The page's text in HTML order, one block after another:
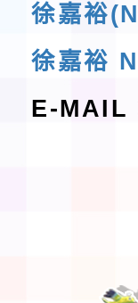
徐嘉裕
徐嘉裕
E-MAIL